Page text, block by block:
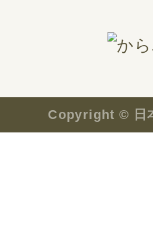
Copyright © 日